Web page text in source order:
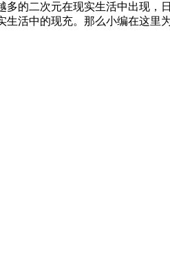
的二次元在现实生活中出现，
活中的现充。那么小编在这里